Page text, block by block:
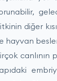
diğer
hayvan
canlının